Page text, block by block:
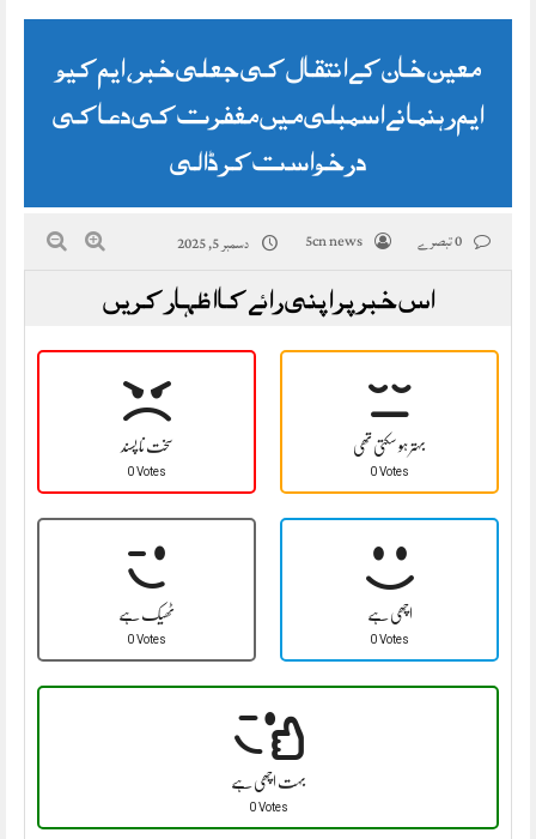
معین خان کے انتقال کی جعلی خبر، ایم کیو
ایم رہنما نے اسمبلی میں مغفرت کی دعا کی
درخواست کر ڈالی
5cn news دسمبر 5, 2025
اس خبر پر اپنی رائے کا اظہار کریں
سخت نا پسند
0 Votes
بہتر ہو سکتی تھی
0 Votes
ٹھیک ہے
0 Votes
اچھی ہے
0 Votes
بہت اچھی ہے
0 Votes